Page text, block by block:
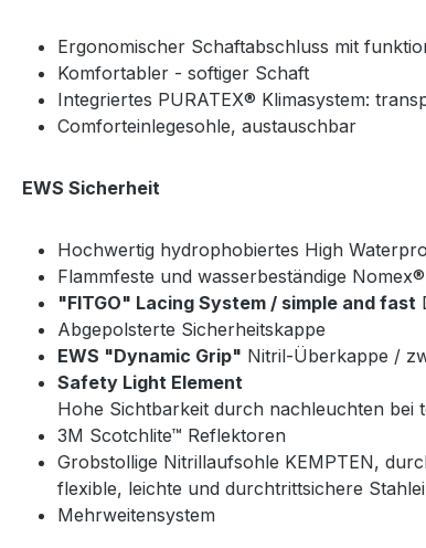
Ergonomischer Schaftabschluss mit
Komfortabler - softiger Schaft
Integriertes PURATEX® Klimasystem:
Comforteinlegesohle, austauschbar
EWS Sicherheit
Hochwertig hydrophobiertes High
Flammfeste und wasserbeständige
"FITGO" Lacing System / simple and fast
Abgepolsterte Sicherheitskappe
EWS "Dynamic Grip" Nitril-Überkappe /
Safety Light Element
Hohe Sichtbarkeit durch nachleuchten bei
3M Scotchlite™ Reflektoren
Grobstollige Nitrillaufsohle KEMPTEN,
flexible, leichte und durchtrittsichere
Mehrweitensystem